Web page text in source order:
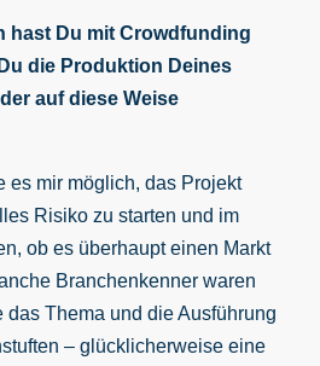
hast Du mit Crowdfunding
die Produktion Deines
auf diese Weise
es mir möglich, das Projekt
Risiko zu starten und im
ob es überhaupt einen Markt
Branchenkenner waren
das Thema und die Ausführung
– glücklicherweise eine